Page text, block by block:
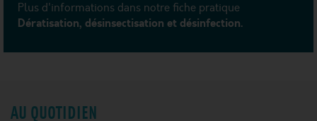
Plus d'informations dans notre fiche pratique
Dératisation, désinsectisation et désinfection.
AU QUOTIDIEN